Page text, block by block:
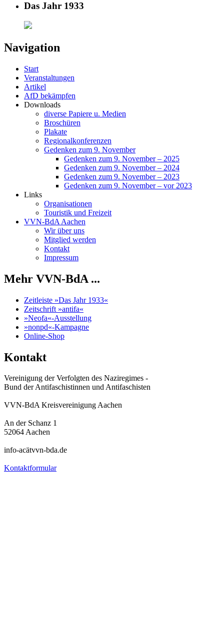
Das Jahr 1933
Navigation
Start
Veranstaltungen
Artikel
AfD bekämpfen
Downloads
diverse Papiere u. Medien
Broschüren
Plakate
Regionalkonferenzen
Gedenken zum 9. November
Gedenken zum 9. November – 2025
Gedenken zum 9. November – 2024
Gedenken zum 9. November – 2023
Gedenken zum 9. November – vor 2023
Links
Organisationen
Touristik und Freizeit
VVN-BdA Aachen
Wir über uns
Mitglied werden
Kontakt
Impressum
Mehr VVN-BdA ...
Zeitleiste »Das Jahr 1933«
Zeitschrift »antifa«
»Neofa«-Ausstellung
»nonpd«-Kampagne
Online-Shop
Kontakt
Vereinigung der Verfolgten des Naziregimes -
Bund der Antifaschistinnen und Antifaschisten
VVN-BdA Kreisvereinigung Aachen
An der Schanz 1
52064 Aachen
info-acätvvn-bda.de
Kontaktformular